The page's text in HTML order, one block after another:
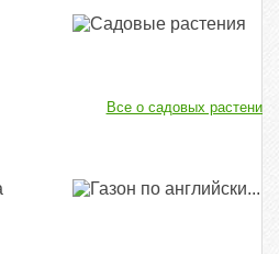
Все о садовых растениях